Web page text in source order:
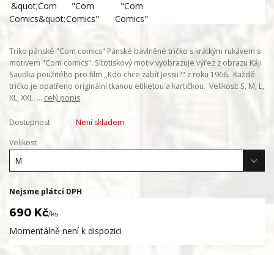
Triko pánské "Com comics" Pánské bavlněné tričko s krátkým rukávem s
motivem "Com comics". Sítotiskový motiv vyobrazuje výřez z obrazu Káji
Saudka použitého pro film ,,Kdo chce zabít Jessii?" z roku 1966. Každé
tričko je opatřeno originální tkanou etiketou a kartičkou. Velikost: S, M, L,
XL, XXL. ... celý popis
Dostupnost
Není skladem
Velikost
Nejsme plátci DPH
690 Kč/ks
Momentálně není k dispozici